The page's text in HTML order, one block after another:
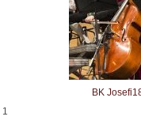
BK
1